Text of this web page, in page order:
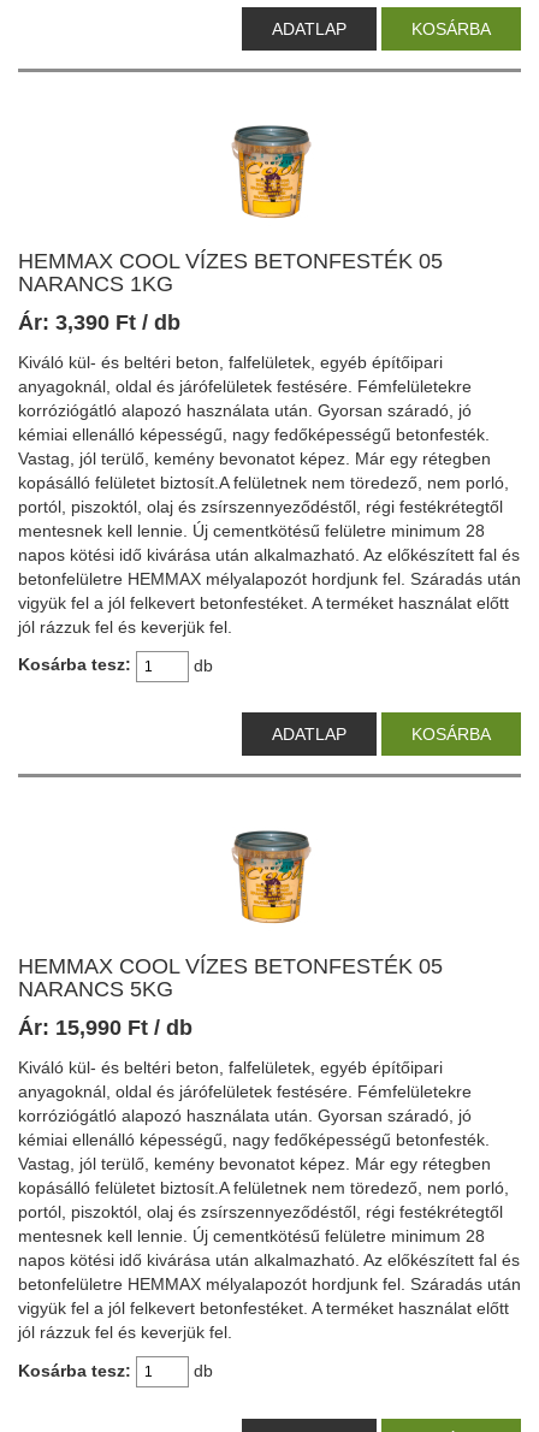
ADATLAP KOSÁRBA
HEMMAX COOL VÍZES BETONFESTÉK 05
NARANCS 1KG
Ár: 3,390 Ft / db
Kiváló kül- és beltéri beton, falfelületek, egyéb építőipari
anyagoknál, oldal és járófelületek festésére. Fémfelületekre
korróziógátló alapozó használata után. Gyorsan száradó, jó
kémiai ellenálló képességű, nagy fedőképességű betonfesték.
Vastag, jól terülő, kemény bevonatot képez. Már egy rétegben
kopásálló felületet biztosít.A felületnek nem töredező, nem porló,
portól, piszoktól, olaj és zsírszennyeződéstől, régi festékrétegtől
mentesnek kell lennie. Új cementkötésű felületre minimum 28
napos kötési idő kivárása után alkalmazható. Az előkészített fal és
betonfelületre HEMMAX mélyalapozót hordjunk fel. Száradás után
vigyük fel a jól felkevert betonfestéket. A terméket használat előtt
jól rázzuk fel és keverjük fel.
Kosárba tesz:
db
ADATLAP KOSÁRBA
HEMMAX COOL VÍZES BETONFESTÉK 05
NARANCS 5KG
Ár: 15,990 Ft / db
Kiváló kül- és beltéri beton, falfelületek, egyéb építőipari
anyagoknál, oldal és járófelületek festésére. Fémfelületekre
korróziógátló alapozó használata után. Gyorsan száradó, jó
kémiai ellenálló képességű, nagy fedőképességű betonfesték.
Vastag, jól terülő, kemény bevonatot képez. Már egy rétegben
kopásálló felületet biztosít.A felületnek nem töredező, nem porló,
portól, piszoktól, olaj és zsírszennyeződéstől, régi festékrétegtől
mentesnek kell lennie. Új cementkötésű felületre minimum 28
napos kötési idő kivárása után alkalmazható. Az előkészített fal és
betonfelületre HEMMAX mélyalapozót hordjunk fel. Száradás után
vigyük fel a jól felkevert betonfestéket. A terméket használat előtt
jól rázzuk fel és keverjük fel.
Kosárba tesz:
db